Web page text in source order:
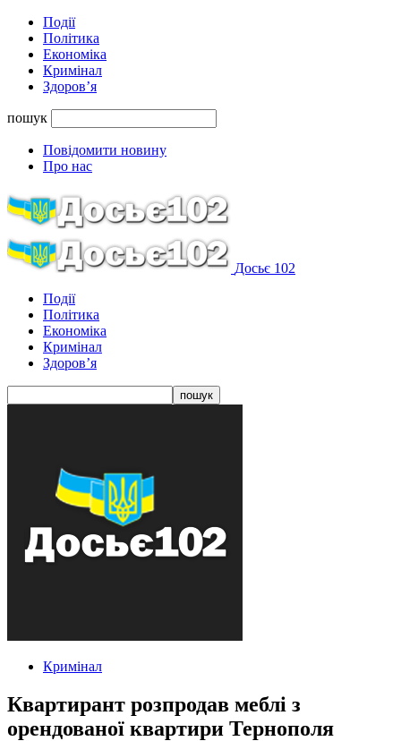
Події
Політика
Економіка
Кримінал
Здоров’я
пошук
Повідомити новину
Про нас
Досьє 102
Події
Політика
Економіка
Кримінал
Здоров’я
Кримінал
Квартирант розпродав меблі з
орендованої квартири Тернополя